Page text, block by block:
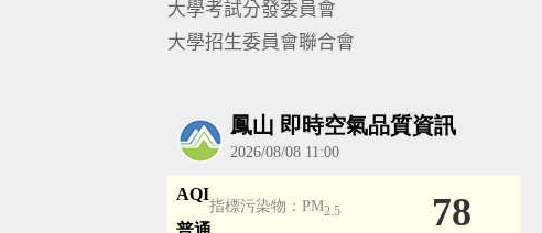
大學考試分發委員會
大學招生委員會聯合會